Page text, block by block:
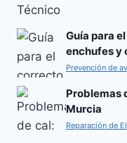
Guía para
enchufes y
Prevención de
Problemas
Murcia
Reparación de